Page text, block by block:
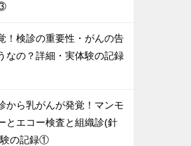
！検診の重要性・がんの告
なの？詳細・実体験の記録
から乳がんが発覚！マンモ
とエコー検査と組織診(針
の記録①